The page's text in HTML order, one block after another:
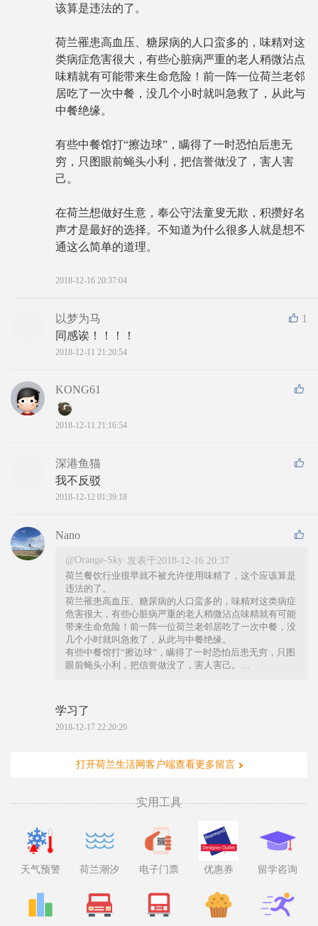
该算是违法的了。
荷兰罹患高血压、糖尿病的人口蛮多的，味精对这
类病症危害很大，有些心脏病严重的老人稍微沾点
味精就有可能带来生命危险！前一阵一位荷兰老邻
居吃了一次中餐，没几个小时就叫急救了，从此与
中餐绝缘。
有些中餐馆打“擦边球”，瞒得了一时恐怕后患无
穷，只图眼前蝇头小利，把信誉做没了，害人害
己。
在荷兰想做好生意，奉公守法童叟无欺，积攒好名
声才是最好的选择。不知道为什么很多人就是想不
通这么简单的道理。
2018-12-16 20:37:04
1
以梦为马
同感诶！！！！
2018-12-11 21:20:54
KONG61
2018-12-11 21:16:54
深港鱼猫
我不反驳
2018-12-12 01:39:18
Nano
@Orange-Sky 发表于2018-12-16 20:37
荷兰餐饮行业很早就不被允许使用味精了，这个应该算是
违法的了。
荷兰罹患高血压、糖尿病的人口蛮多的，味精对这类病症
危害很大，有些心脏病严重的老人稍微沾点味精就有可能
带来生命危险！前一阵一位荷兰老邻居吃了一次中餐，没
几个小时就叫急救了，从此与中餐绝缘。
有些中餐馆打“擦边球”，瞒得了一时恐怕后患无穷，只图
眼前蝇头小利，把信誉做没了，害人害己。
学习了
2018-12-17 22:20:20
打开荷兰生活网客户端查看更多留言
实用工具
天气预警 荷兰潮汐 电子门票 优惠券 留学咨询